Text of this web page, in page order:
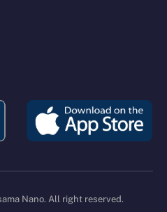
Nano. All right reserved.